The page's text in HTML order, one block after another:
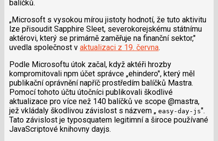
balíčků.
„Microsoft s vysokou mírou jistoty hodnotí, že tuto aktivitu
lze přisoudit Sapphire Sleet, severokorejskému státnímu
aktérovi, který se primárně zaměřuje na finanční sektor,"
uvedla společnost v aktualizaci z 19. června.
Podle Microsoftu útok začal, když aktéři hrozby
kompromitovali npm účet správce „ehindero", který měl
publikační oprávnění napříč prostředím balíčků Mastra.
Pomocí tohoto účtu útočníci publikovali škodlivé
aktualizace pro více než 140 balíčků ve scope @mastra,
jež vkládaly škodlivou závislost s názvem „ easy-day-js".
Tato závislost je typosquatem legitimní a široce používané
JavaScriptové knihovny dayjs.